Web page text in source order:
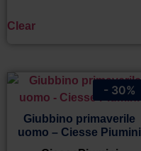
Clear
Giubbino primaverile
uomo – Ciesse Piumini
- 30%